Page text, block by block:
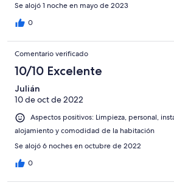
Se alojó 1 noche en mayo de 2023
0
Comentario verificado
10/10 Excelente
Julián
10 de oct de 2022
Aspectos positivos: Limpieza, personal,
alojamiento y comodidad de la habitación
Se alojó 6 noches en octubre de 2022
0